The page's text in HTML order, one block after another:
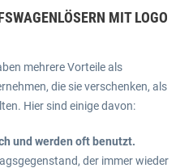
MIT LOGO
mehrere Vorteile als
die sie verschenken, als
Hier sind einige davon:
und werden oft benutzt.
der immer wieder